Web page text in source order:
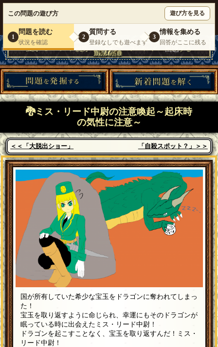
いらっしゃいませ。ゲスト |お問い合わせ
|
🐉ミス・リード中尉の注意喚起～起床時
の気性に注意～
＜＜「大脱出ショー」 「自殺スポット？」＞＞
この問題の遊び方 遊び方を見る
1
問題を読む
状況を確認
2
質問する
登録なしでも遊べます
3
情報を集める
回答がここに残る
国が所有していた希少な宝玉をドラゴンに奪われてしまっ
た！
宝玉を取り返すように命じられ、幸運にもそのドラゴンが
眠っている時に出会えたミス・リード中尉！
ドラゴンを起こすことなく、宝玉を取り返すんだ！ミス・
リード中尉！